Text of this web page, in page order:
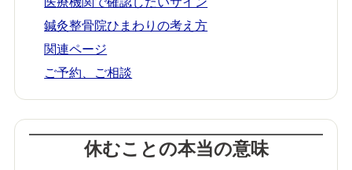
鍼灸整骨院ひまわりの考え方
関連ページ
ご予約、ご相談
休むことの本当の意味